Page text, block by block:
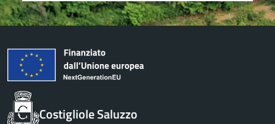
Costigliole Saluzzo